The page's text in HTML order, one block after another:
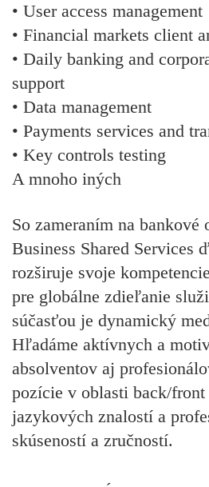
• User access management
• Financial markets client
• Daily banking and
support
• Data management
• Payments services and
• Key controls testing
A mnoho iných
So zameraním na bankové
Business Shared Services
rozširuje svoje
pre globálne zdieľanie
súčasťou je dynamický
Hľadáme aktívnych a
absolventov aj
pozície v oblasti back/
jazykových znalostí a
skúseností a zručností.